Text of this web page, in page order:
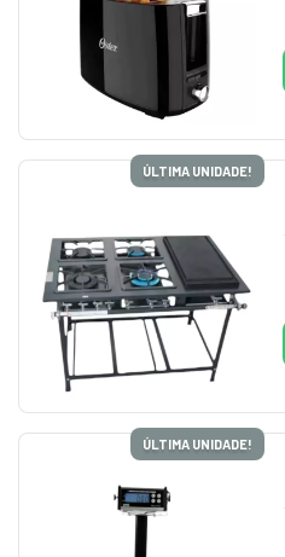
ÚLTIMA UNIDADE!
ÚLTIMA UNIDADE!